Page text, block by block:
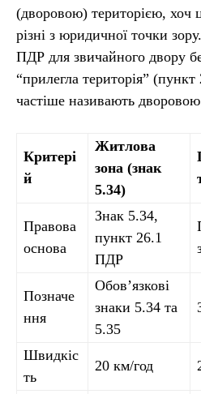
(дворовою) територією, хоч
різні з юридичної точки
ПДР для звичайного двору
“прилегла територія”
частіше називають
Критері
й
Житлова
зона (знак
5.34)
Правова
основа
Знак 5.34,
пункт 26.1
ПДР
Позначе
ння
Обов’язкові
знаки 5.34 та
5.35
Швидкіс
ть
20 км/год